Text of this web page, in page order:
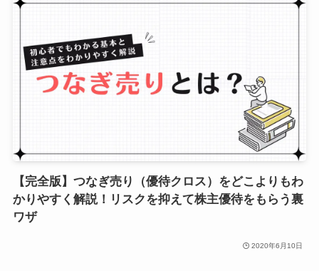
【完全版】つなぎ売り（優待クロス）をどこよりもわ
かりやすく解説！リスクを抑えて株主優待をもらう裏
ワザ
2020年6月10日